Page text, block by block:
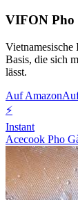
VIFON Pho
Vietnamesische
Basis, die sich
lässt.
Auf Amazon
⚡
Instant
Acecook Pho